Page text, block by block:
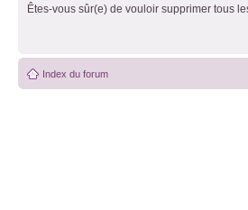
Êtes-vous sûr(e) de vouloir supprimer tous
Index du forum